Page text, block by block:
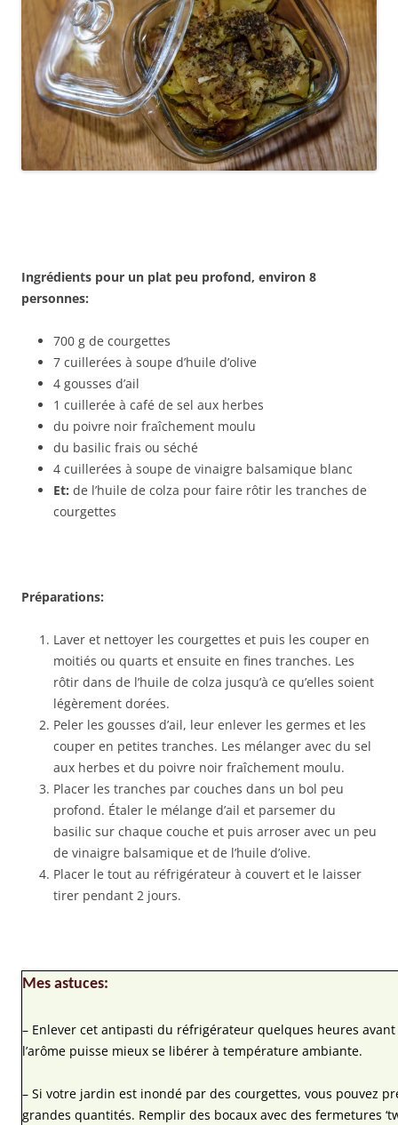
Ingrédients pour un plat peu profond, environ 8
personnes:
700 g de courgettes
7 cuillerées à soupe d’huile d’olive
4 gousses d’ail
1 cuillerée à café de sel aux herbes
du poivre noir fraîchement moulu
du basilic frais ou séché
4 cuillerées à soupe de vinaigre balsamique blanc
Et: de l’huile de colza pour faire rôtir les tranches de
courgettes
Préparations:
Laver et nettoyer les courgettes et puis les couper en
moitiés ou quarts et ensuite en fines tranches. Les
rôtir dans de l’huile de colza jusqu’à ce qu’elles soient
légèrement dorées.
Peler les gousses d’ail, leur enlever les germes et les
couper en petites tranches. Les mélanger avec du sel
aux herbes et du poivre noir fraîchement moulu.
Placer les tranches par couches dans un bol peu
profond. Étaler le mélange d’ail et parsemer du
basilic sur chaque couche et puis arroser avec un peu
de vinaigre balsamique et de l’huile d’olive.
Placer le tout au réfrigérateur à couvert et le laisser
tirer pendant 2 jours.
Mes astuces:
– Enlever cet antipasti du réfrigérateur quelques heures
l’arôme puisse mieux se libérer à température ambiante.
– Si votre jardin est inondé par des courgettes, vous pouvez
grandes quantités. Remplir des bocaux avec des fermetures